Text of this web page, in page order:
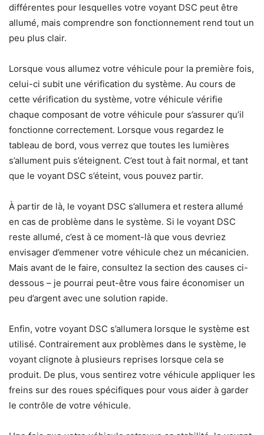
différentes pour lesquelles votre voyant DSC peut être
allumé, mais comprendre son fonctionnement rend tout un
peu plus clair.
Lorsque vous allumez votre véhicule pour la première fois,
celui-ci subit une vérification du système. Au cours de
cette vérification du système, votre véhicule vérifie
chaque composant de votre véhicule pour s’assurer qu’il
fonctionne correctement. Lorsque vous regardez le
tableau de bord, vous verrez que toutes les lumières
s’allument puis s’éteignent. C’est tout à fait normal, et tant
que le voyant DSC s’éteint, vous pouvez partir.
À partir de là, le voyant DSC s’allumera et restera allumé
en cas de problème dans le système. Si le voyant DSC
reste allumé, c’est à ce moment-là que vous devriez
envisager d’emmener votre véhicule chez un mécanicien.
Mais avant de le faire, consultez la section des causes ci-
dessous – je pourrai peut-être vous faire économiser un
peu d’argent avec une solution rapide.
Enfin, votre voyant DSC s’allumera lorsque le système est
utilisé. Contrairement aux problèmes dans le système, le
voyant clignote à plusieurs reprises lorsque cela se
produit. De plus, vous sentirez votre véhicule appliquer les
freins sur des roues spécifiques pour vous aider à garder
le contrôle de votre véhicule.